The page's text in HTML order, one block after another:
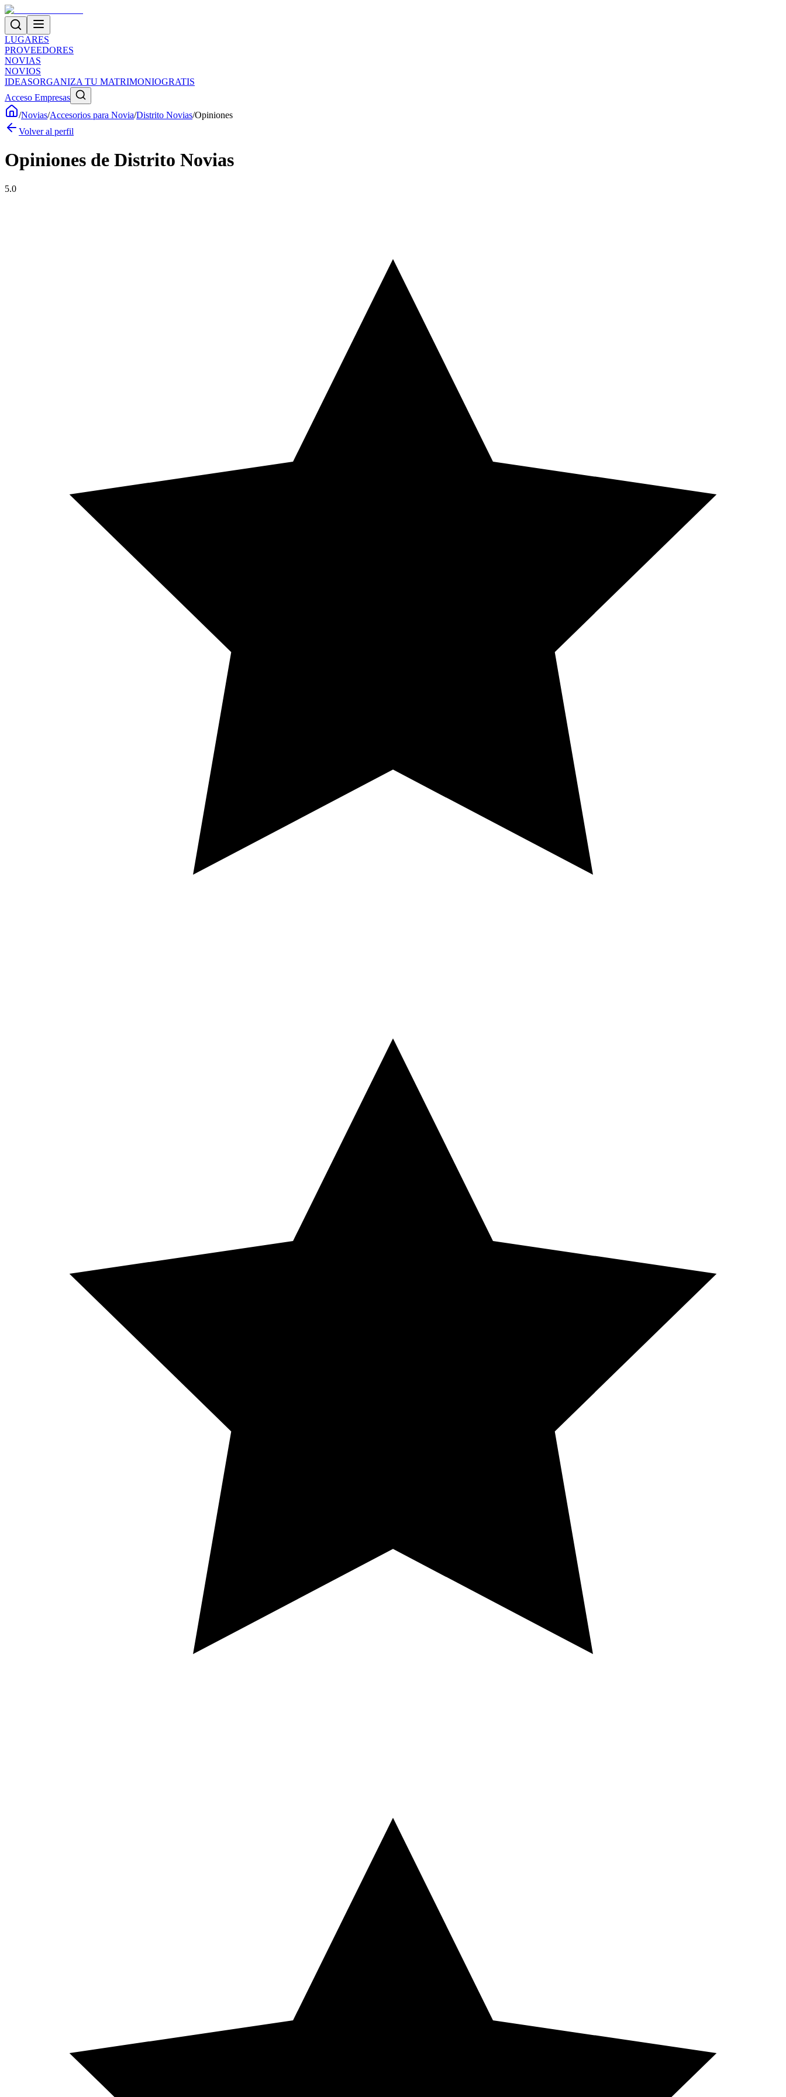
LUGARES
PROVEEDORES
NOVIAS
NOVIOS
IDEASORGANIZA TU MATRIMONIOGRATIS
Acceso Empresas
/Novias/Accesorios para Novia/Distrito Novias/Opiniones
Volver al perfil
Opiniones de Distrito Novias
5.0